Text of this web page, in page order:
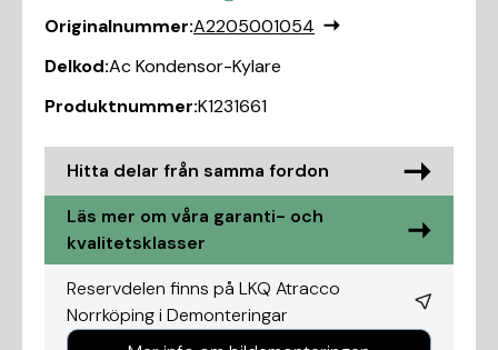
Originalnummer:A2205001054
Delkod:Ac Kondensor-Kylare
Produktnummer:K1231661
Hitta delar från samma fordon
Läs mer om våra garanti- och
kvalitetsklasser
Reservdelen finns på LKQ Atracco
Norrköping i Demonteringar